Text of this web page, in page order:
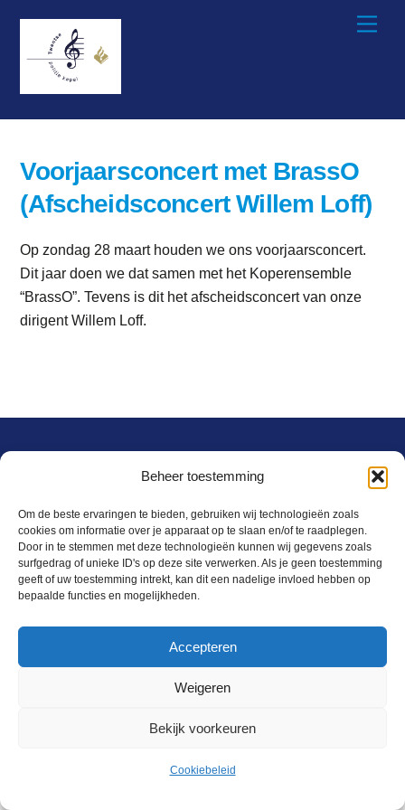
Beheer toestemming
Om de beste ervaringen te bieden, gebruiken wij technologieën zoals
cookies om informatie over je apparaat op te slaan en/of te raadplegen.
Door in te stemmen met deze technologieën kunnen wij gegevens zoals
surfgedrag of unieke ID's op deze site verwerken. Als je geen toestemming
geeft of uw toestemming intrekt, kan dit een nadelige invloed hebben op
bepaalde functies en mogelijkheden.
Accepteren
Weigeren
Bekijk voorkeuren
Cookiebeleid
content
Voorjaarsconcert met BrassO
(Afscheidsconcert Willem Loff)
Op zondag 28 maart houden we ons voorjaarsconcert.
Dit jaar doen we dat samen met het Koperensemble
“BrassO”. Tevens is dit het afscheidsconcert van onze
dirigent Willem Loff.
Back
To
Twentse Politie Kapel 2024 - 2025 | Website door Studio Pinck